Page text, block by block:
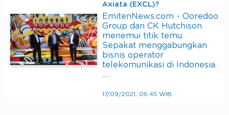
Axiata (EXCL)?
EmitenNews.com - Ooredoo
Group dan CK Hutchison
menemui titik temu.
Sepakat menggabungkan
bisnis operator
telekomunikasi di Indonesia.
…
17/09/2021, 06:45 WIB